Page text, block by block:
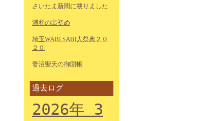
さいたま新聞に載りました
浦和の出初め
埼玉WABI SABI大祭典２０
２０
妻沼聖天の御開帳
過去ログ
2026年 3